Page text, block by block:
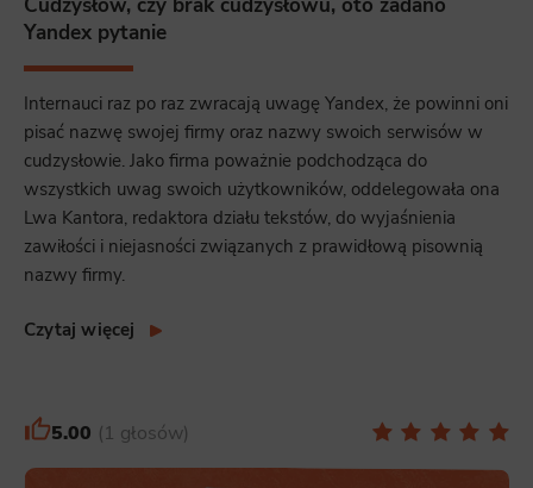
Cudzysłów, czy brak cudzysłowu, oto zadano
Yandex pytanie
Internauci raz po raz zwracają uwagę Yandex, że powinni oni
pisać nazwę swojej firmy oraz nazwy swoich serwisów w
cudzysłowie. Jako firma poważnie podchodząca do
wszystkich uwag swoich użytkowników, oddelegowała ona
Lwa Kantora, redaktora działu tekstów, do wyjaśnienia
zawiłości i niejasności związanych z prawidłową pisownią
nazwy firmy.
Czytaj więcej
5.00 1 głosów